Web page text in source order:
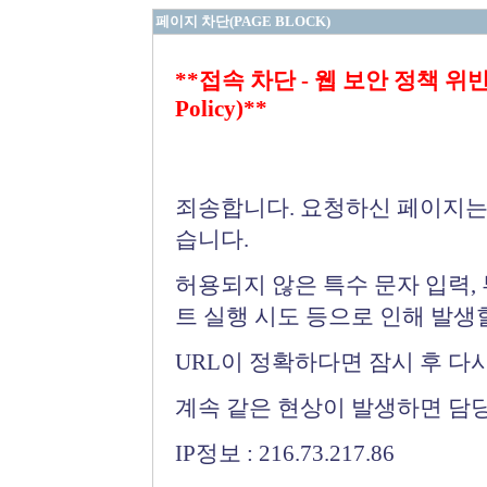
페이지 차단(PAGE BLOCK)
**접속 차단 - 웹 보안 정책 위
Policy)**
죄송합니다. 요청하신 페이지
습니다.
허용되지 않은 특수 문자 입력
트 실행 시도 등으로 인해 발생
URL이 정확하다면 잠시 후 다
계속 같은 현상이 발생하면 담
IP정보 : 216.73.217.86